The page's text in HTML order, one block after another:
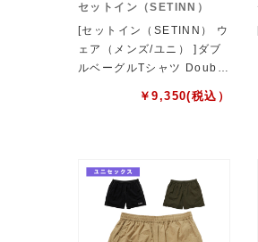
セットイン（SETINN）
[セットイン（SETINN） ウ
ェア（メンズ/ユニ） ]ダブ
ルベーグルTシャツ Double
Bagel Tee ユニセックス 2
￥9,350(税込）